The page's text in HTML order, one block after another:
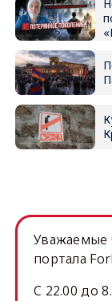
Уважаемые
портала
C 22.00 до